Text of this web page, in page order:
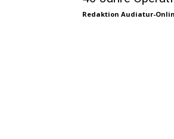
Redaktion Audiatur-